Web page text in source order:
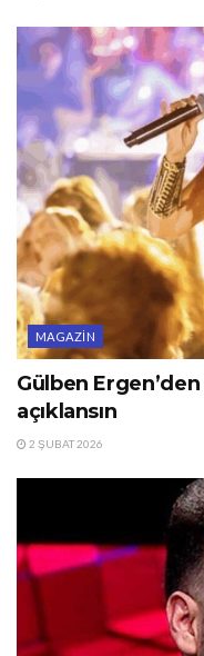
MAGAZIN
Gülben
açıklansın
2 ŞUBAT 2026